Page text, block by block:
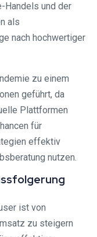
Handels und der
als
nach hochwertiger
zu einem
geführt, da
Plattformen
für
effektiv
nutzen.
ist von
zu steigern